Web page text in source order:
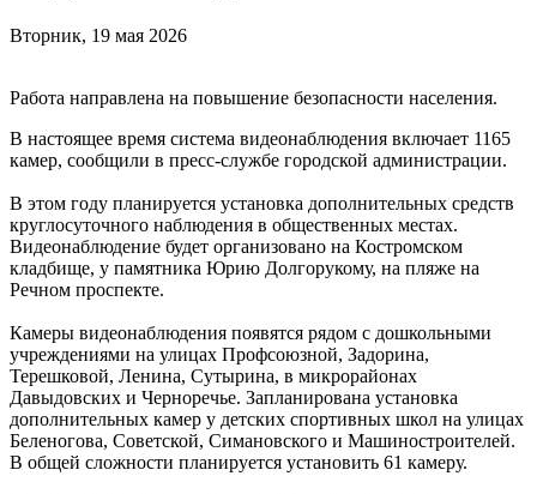
Вторник, 19 мая 2026
Работа направлена на повышение безопасности населения.
В настоящее время система видеонаблюдения включает 1165
камер, сообщили в пресс-службе городской администрации.
В этом году планируется установка дополнительных средств
круглосуточного наблюдения в общественных местах.
Видеонаблюдение будет организовано на Костромском
кладбище, у памятника Юрию Долгорукому, на пляже на
Речном проспекте.
Камеры видеонаблюдения появятся рядом с дошкольными
учреждениями на улицах Профсоюзной, Задорина,
Терешковой, Ленина, Сутырина, в микрорайонах
Давыдовских и Черноречье. Запланирована установка
дополнительных камер у детских спортивных школ на улицах
Беленогова, Советской, Симановского и Машиностроителей.
В общей сложности планируется установить 61 камеру.